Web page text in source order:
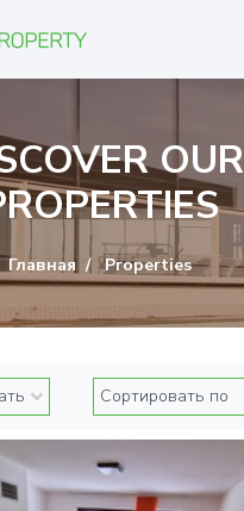
OUR
Главная Properties